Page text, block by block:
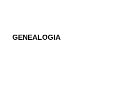
GENEALOGIA